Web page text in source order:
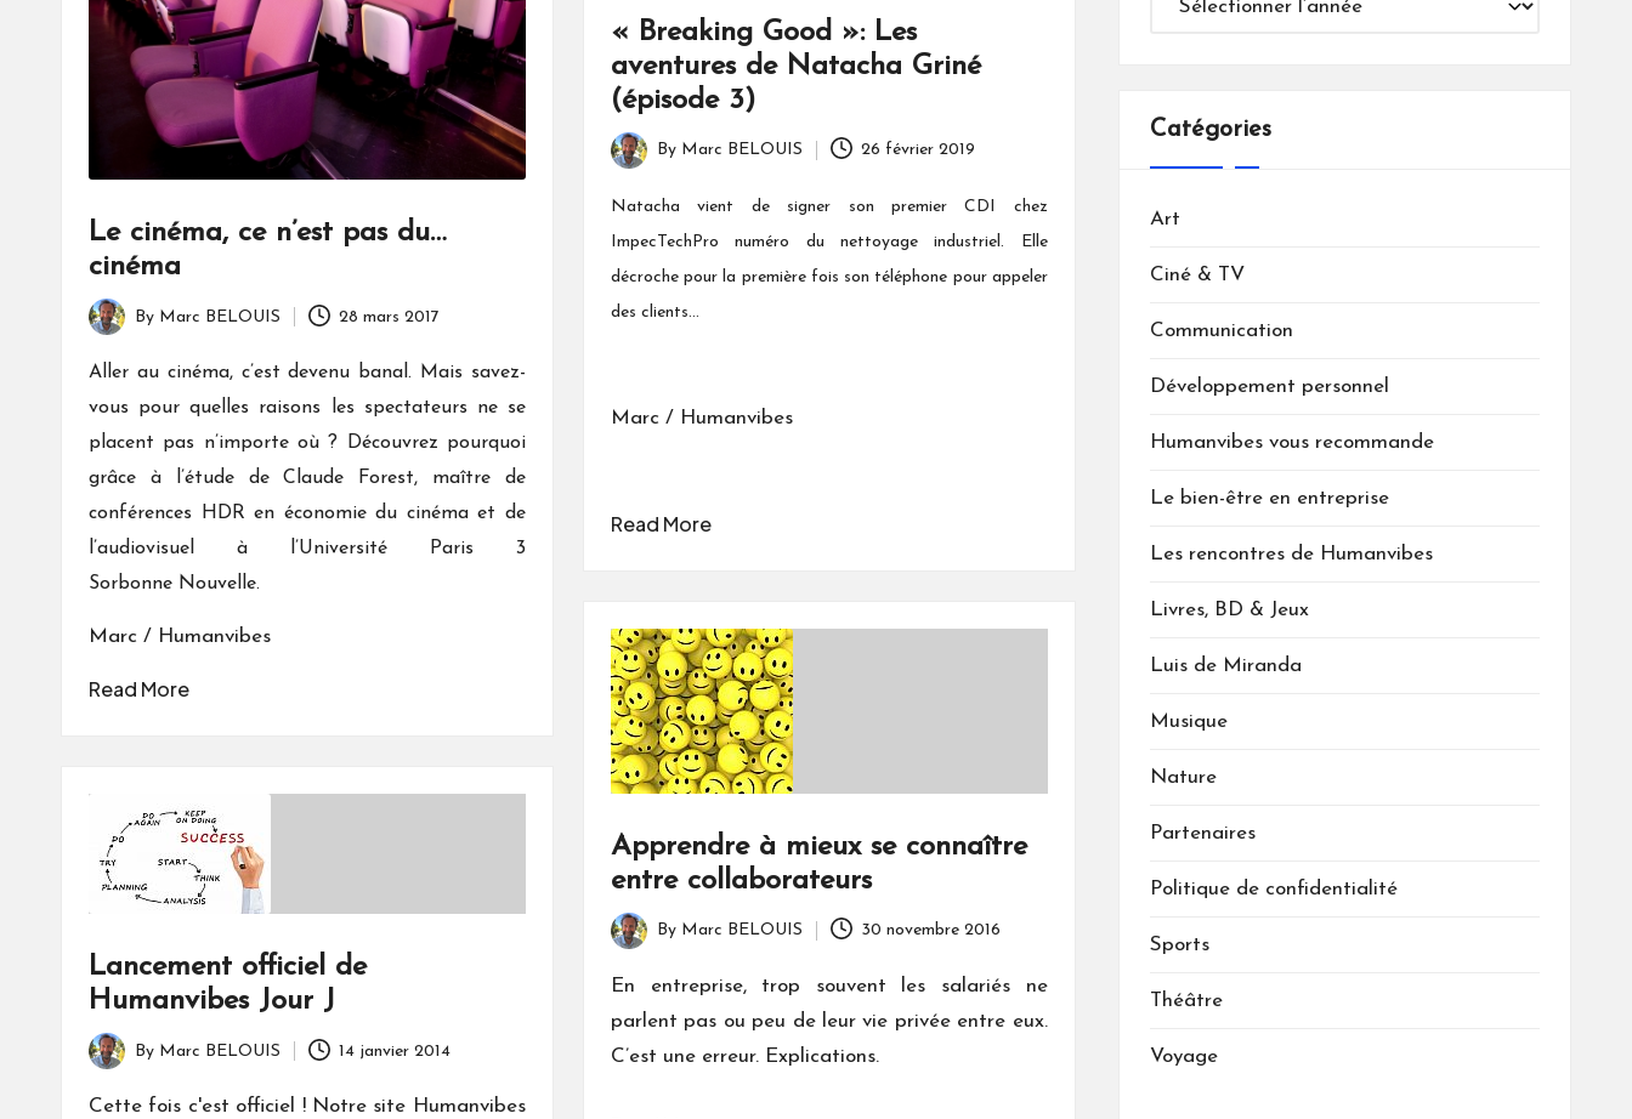
« Breaking Good »: Les
aventures de Natacha Griné
(épisode 3)
Posted
By Marc BELOUIS 26 février 2019
Natacha vient de signer son premier CDI chez
ImpecTechPro numéro du nettoyage industriel. Elle
décroche pour la première fois son téléphone pour appeler
des clients...
Marc / Humanvibes
Read More
Le cinéma, ce n’est pas du…
cinéma
Posted
by
By Marc BELOUIS 28 mars 2017
Aller au cinéma, c’est devenu banal. Mais savez-
vous pour quelles raisons les spectateurs ne se
placent pas n’importe où ? Découvrez pourquoi
grâce à l’étude de Claude Forest, maître de
conférences HDR en économie du cinéma et de
l’audiovisuel à l’Université Paris 3
Sorbonne Nouvelle.
Marc / Humanvibes
Read More
Apprendre à mieux se connaître
entre collaborateurs
Posted
by
By Marc BELOUIS 30 novembre 2016
En entreprise, trop souvent les salariés ne
parlent pas ou peu de leur vie privée entre eux.
C’est une erreur. Explications.
Lancement officiel de
Humanvibes Jour J
Posted
by
By Marc BELOUIS 14 janvier 2014
Cette fois c'est officiel ! Notre site Humanvibes
Catégories
Art
Ciné & TV
Communication
Développement personnel
Humanvibes vous recommande
Le bien-être en entreprise
Les rencontres de Humanvibes
Livres, BD & Jeux
Luis de Miranda
Musique
Nature
Partenaires
Politique de confidentialité
Sports
Théâtre
Voyage